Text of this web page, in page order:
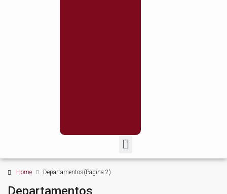
Home Departamentos(Página 2)
Departamentos